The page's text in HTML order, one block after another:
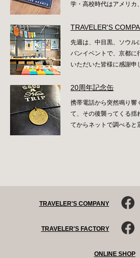
学・高校時代はアメリカ
TRAVELER'S
先週は、中目黒、ソウル
バンイベントで、京都に
いただいた皆様に感謝申
20周年記念缶
携帯電話から突然鳴り響
て、その後襲ってくる揺
てからネットで調べると
TRAVELER'S COMPANY
TRAVELER'S FACTORY
ONLINE SHOP